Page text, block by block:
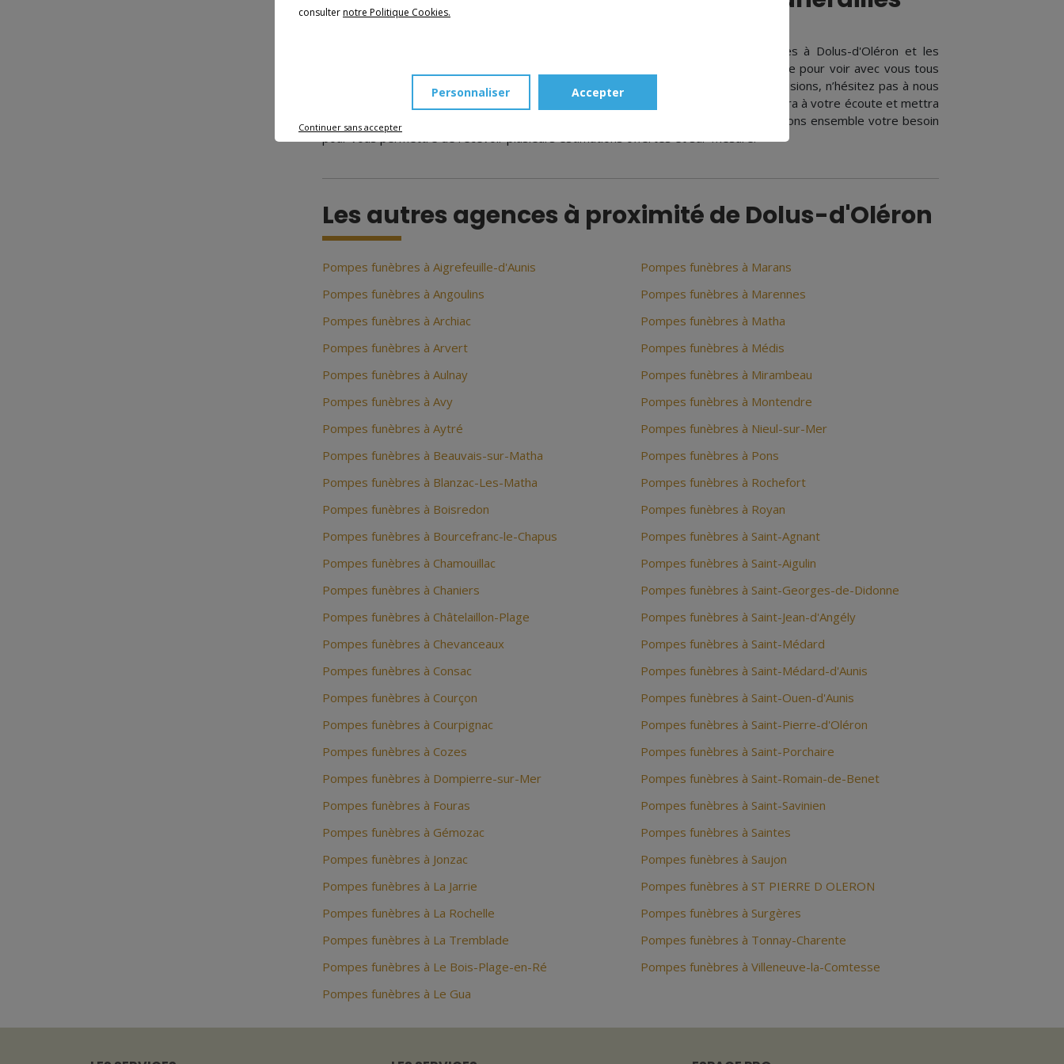
Vous souhaitez avoir plus de précisions en ce qui concerne les pompes funèbres à Dolus-d'Oléron et les
différentes phases pour l’organisation d’obsèques ? Nous ferons tout notre possible pour voir avec vous tous
les éléments relatifs à la perte d'une personne proche. Si vous désirez plus de précisions, n’hésitez pas à nous
appeler. Nous sommes disponibles à tous moments. Un membre de notre équipe sera à votre écoute et mettra
tout en place afin de vous assister pour surmonter ce moment difficile. Nous définirons ensemble votre besoin
pour vous permettre de recevoir plusieurs estimations offertes et sur-mesure.
Les autres agences à proximité de Dolus-d'Oléron
Pompes funèbres à Aigrefeuille-d'Aunis
Pompes funèbres à Angoulins
Pompes funèbres à Archiac
Pompes funèbres à Arvert
Pompes funèbres à Aulnay
Pompes funèbres à Avy
Pompes funèbres à Aytré
Pompes funèbres à Beauvais-sur-Matha
Pompes funèbres à Blanzac-Les-Matha
Pompes funèbres à Boisredon
Pompes funèbres à Bourcefranc-le-Chapus
Pompes funèbres à Chamouillac
Pompes funèbres à Chaniers
Pompes funèbres à Châtelaillon-Plage
Pompes funèbres à Chevanceaux
Pompes funèbres à Consac
Pompes funèbres à Courçon
Pompes funèbres à Courpignac
Pompes funèbres à Cozes
Pompes funèbres à Dompierre-sur-Mer
Pompes funèbres à Fouras
Pompes funèbres à Gémozac
Pompes funèbres à Jonzac
Pompes funèbres à La Jarrie
Pompes funèbres à La Rochelle
Pompes funèbres à La Tremblade
Pompes funèbres à Le Bois-Plage-en-Ré
Pompes funèbres à Le Gua
Pompes funèbres à Marans
Pompes funèbres à Marennes
Pompes funèbres à Matha
Pompes funèbres à Médis
Pompes funèbres à Mirambeau
Pompes funèbres à Montendre
Pompes funèbres à Nieul-sur-Mer
Pompes funèbres à Pons
Pompes funèbres à Rochefort
Pompes funèbres à Royan
Pompes funèbres à Saint-Agnant
Pompes funèbres à Saint-Aigulin
Pompes funèbres à Saint-Georges-de-Didonne
Pompes funèbres à Saint-Jean-d'Angély
Pompes funèbres à Saint-Médard
Pompes funèbres à Saint-Médard-d'Aunis
Pompes funèbres à Saint-Ouen-d'Aunis
Pompes funèbres à Saint-Pierre-d'Oléron
Pompes funèbres à Saint-Porchaire
Pompes funèbres à Saint-Romain-de-Benet
Pompes funèbres à Saint-Savinien
Pompes funèbres à Saintes
Pompes funèbres à Saujon
Pompes funèbres à ST PIERRE D OLERON
Pompes funèbres à Surgères
Pompes funèbres à Tonnay-Charente
Pompes funèbres à Villeneuve-la-Comtesse
consulternotre Politique Cookies.
Continuer sans accepter
Personnaliser Accepter